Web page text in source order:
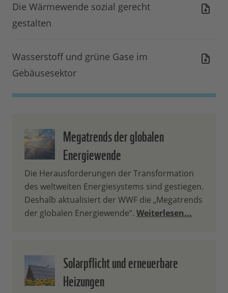
Die Wärmewende sozial gerecht
gestalten
Wasserstoff und grüne Gase im
Gebäusesektor
Megatrends der globalen
Energiewende
Die Herausforderungen der Transformation
des weltweiten Energiesystems sind gestiegen.
Deshalb aktualisiert der WWF die „Megatrends
der globalen Energiewende“. Weiterlesen...
Solarpflicht und erneuerbare
Heizungen